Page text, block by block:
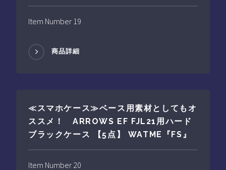
Item Number 19
商品詳細
≪スマホケース≫ベース用素材としてもオ
ススメ！ ARROWS EF FJL21用ハード
ブラックケース 【5点】 WATME『FS』
Item Number 20